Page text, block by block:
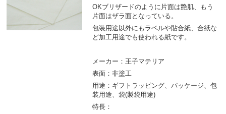
OKブリザードのように片面は艶肌、もう
片面はザラ面となっている。
包装用途以外にもラベルや貼合紙、合紙な
ど加工用途でも使われる紙です。
メーカー：王子マテリア
表面：非塗工
用途：ギフトラッピング、パッケージ、包
装用途、袋(製袋用途)
特長：